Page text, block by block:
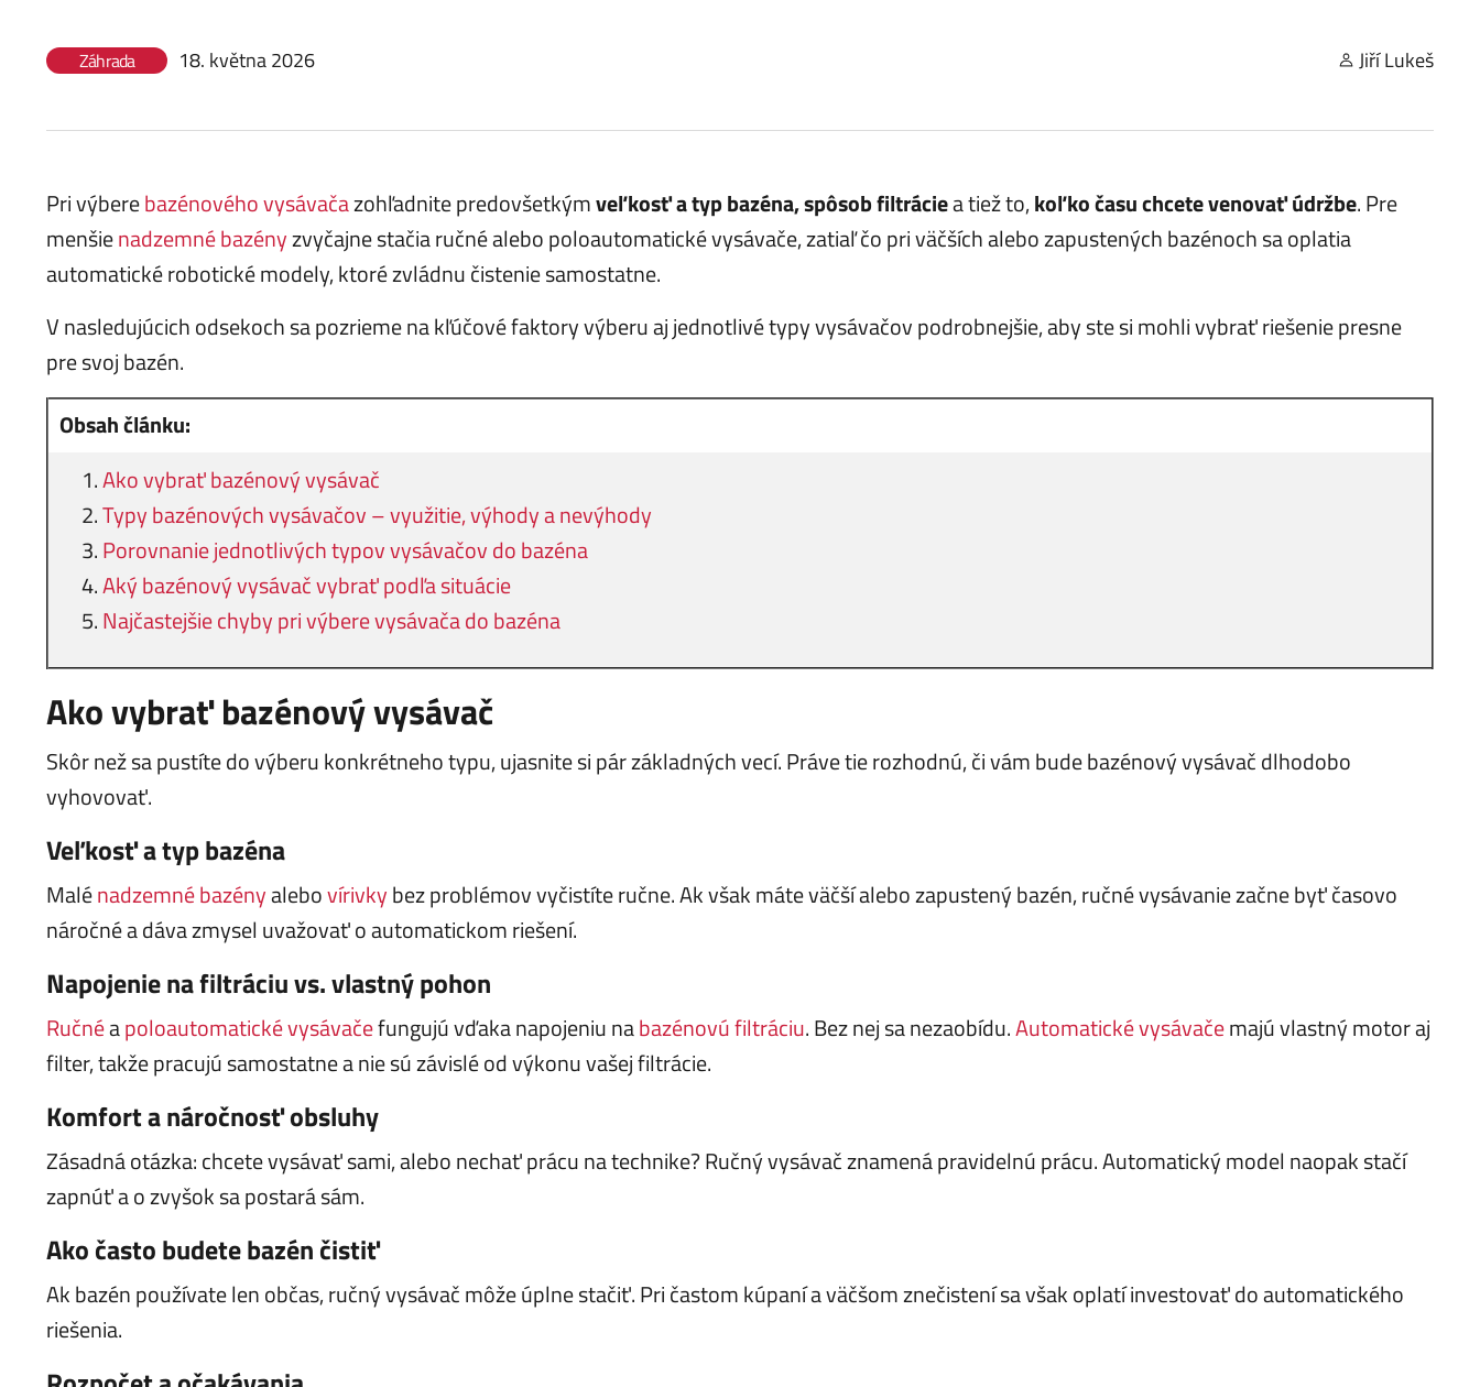
Záhrada 18. května 2026 Jiří Lukeš
Pri výberebazénového vysávačazohľadnite predovšetkýmveľkosť a typ bazéna, spôsob filtráciea tiež to,koľko času chcete venovať údržbe. Pre
menšienadzemné bazényzvyčajne stačia ručné alebo poloautomatické vysávače, zatiaľ čo pri väčších alebo zapustených bazénoch sa oplatia
automatické robotické modely, ktoré zvládnu čistenie samostatne.
V nasledujúcich odsekoch sa pozrieme na kľúčové faktory výberu aj jednotlivé typy vysávačov podrobnejšie, aby ste si mohli vybrať riešenie presne
pre svoj bazén.
Obsah článku:
Ako vybrať bazénový vysávač
Typy bazénových vysávačov – využitie, výhody a nevýhody
Porovnanie jednotlivých typov vysávačov do bazéna
Aký bazénový vysávač vybrať podľa situácie
Najčastejšie chyby pri výbere vysávača do bazéna
Ako vybrať bazénový vysávač
Skôr než sa pustíte do výberu konkrétneho typu, ujasnite si pár základných vecí. Práve tie rozhodnú, či vám bude bazénový vysávač dlhodobo
vyhovovať.
Veľkosť a typ bazéna
Malénadzemné bazényalebovírivkybez problémov vyčistíte ručne. Ak však máte väčší alebo zapustený bazén, ručné vysávanie začne byť časovo
náročné a dáva zmysel uvažovať o automatickom riešení.
Napojenie na filtráciu vs. vlastný pohon
Ručnéapoloautomatické vysávačefungujú vďaka napojeniu nabazénovú filtráciu. Bez nej sa nezaobídu.Automatické vysávačemajú vlastný motor aj
filter, takže pracujú samostatne a nie sú závislé od výkonu vašej filtrácie.
Komfort a náročnosť obsluhy
Zásadná otázka: chcete vysávať sami, alebo nechať prácu na technike? Ručný vysávač znamená pravidelnú prácu. Automatický model naopak stačí
zapnúť a o zvyšok sa postará sám.
Ako často budete bazén čistiť
Ak bazén používate len občas, ručný vysávač môže úplne stačiť. Pri častom kúpaní a väčšom znečistení sa však oplatí investovať do automatického
riešenia.